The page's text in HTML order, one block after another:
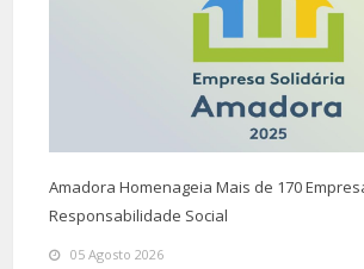
Amadora Homenageia Mais de 170
Responsabilidade Social
05 Agosto 2026